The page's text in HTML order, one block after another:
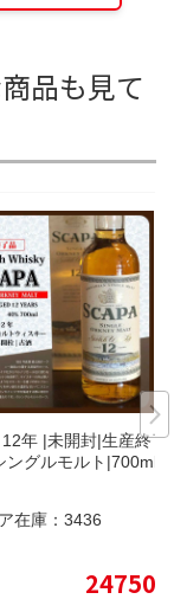
品も見て
12年 |未開封|生産終了
ングルモルト|700ml
在庫： 3436
24750